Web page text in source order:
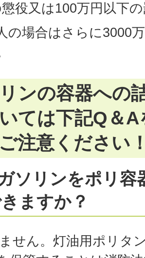
役又は100万円以下
の場合はさらに3000
ンの容器への
ては下記Q＆
注意ください
ソリンをポリ容
ますか？
せん。灯油用ポリタ